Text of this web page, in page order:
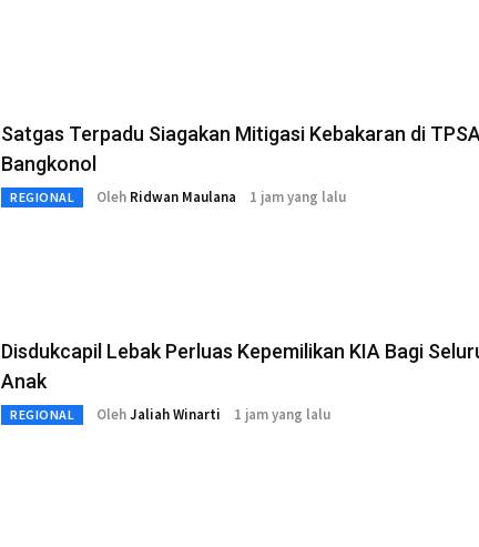
Satgas Terpadu Siagakan Mitigasi Kebakaran di TPSA
Bangkonol
REGIONAL Oleh Ridwan Maulana 1 jam yang lalu
Disdukcapil Lebak Perluas Kepemilikan KIA Bagi
Anak
REGIONAL OlehJaliah Winarti 1 jam yang lalu